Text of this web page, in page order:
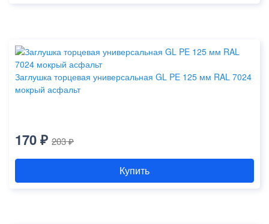
Заглушка торцевая универсальная GL PE 125 мм RAL 7024
мокрый асфальт
170 ₽ 203 ₽
Купить